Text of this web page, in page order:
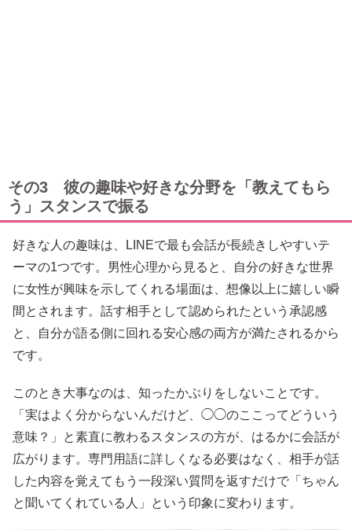
その3 彼の趣味や好きな分野を「教えてもら
う」スタンスで振る
好きな人の趣味は、LINEで最も会話が長続きしやすいテ
ーマの1つです。男性心理から見ると、自分の好きな世界
に女性が興味を示してくれる場面は、想像以上に嬉しい瞬
間とされます。話す相手として認められたという承認感
と、自分が語る側に回れる安心感の両方が満たされるから
です。
このとき大事なのは、知ったかぶりをしないことです。
「実はよく分からないんだけど、◯◯のここってどういう
意味？」と素直に教わるスタンスの方が、はるかに会話が
広がります。専門用語に詳しくなる必要はなく、相手が話
した内容を覚えてもう一段深い質問を返すだけで「ちゃん
と聞いてくれている人」という印象に変わります。